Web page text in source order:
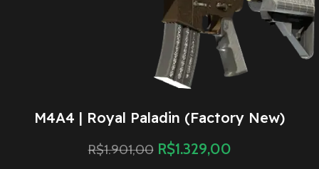
M4A4 | Royal Paladin (Factory New)
R$1.901,00 R$1.329,00